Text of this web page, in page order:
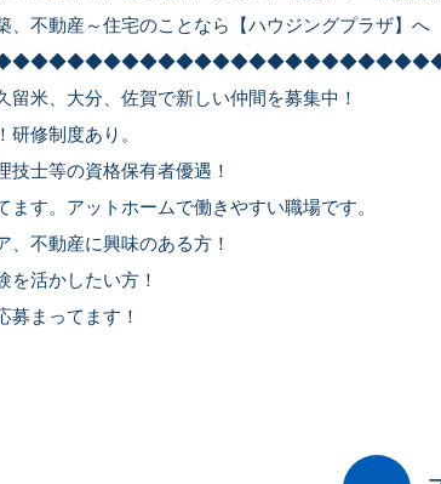
、不動産～住宅のことなら【ハウジングプラザ】へ
留米、大分、佐賀で新しい仲間を募集中！
修制度あり。
技士等の資格保有者優遇！
ます。アットホームで働きやすい職場です。
、不動産に興味のある方！
を活かしたい方！
募まってます！